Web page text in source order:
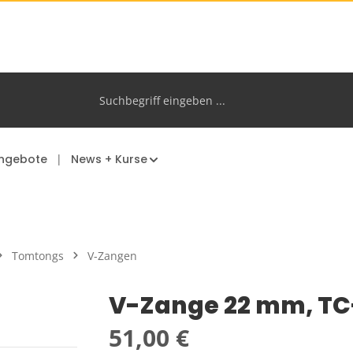
News + Kurse
Tomtongs V-Zangen
V-Zange 22 mm,
Regulärer Preis:
51,00 €